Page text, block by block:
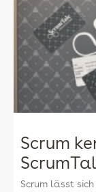
Scrum
Scrum lässt